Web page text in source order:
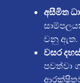
අසීමිත
වනු ඇත.
වසර
පවත්වා